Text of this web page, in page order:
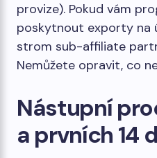
provize). Pokud vám
poskytnout exporty na
strom sub-affiliate
Nemůžete opravit, co
Nástupní
a prvních 14